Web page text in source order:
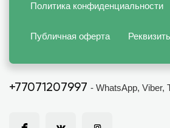
Политика конфиденциальности
Публичная оферта
+77071207997 - WhatsApp, Viber,